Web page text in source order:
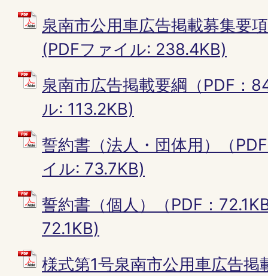
泉南市公用車広告掲載募集要
(PDFファイル: 238.4KB)
泉南市広告掲載要綱（PDF：
ル: 113.2KB)
誓約書（法人・団体用）（
イル: 73.7KB)
誓約書（個人）（PDF：
72.1KB)
様式第1号泉南市公用車広告掲